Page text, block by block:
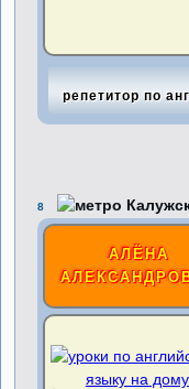
репетитор по
8
АЛЁНА